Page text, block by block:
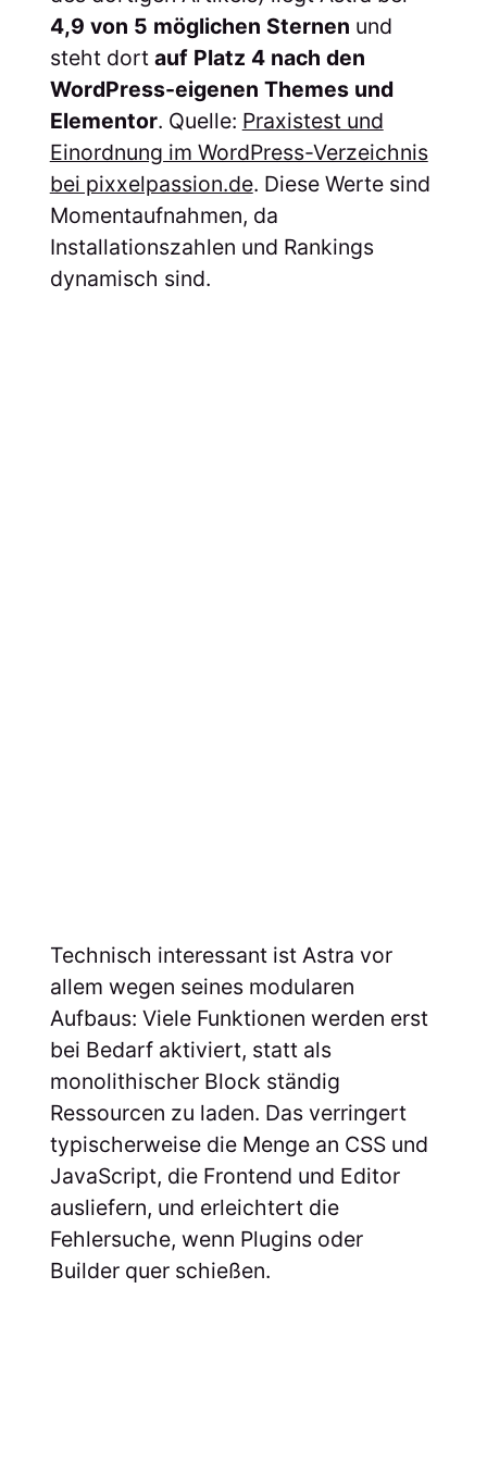
4,9 von 5 möglichen Sternen und
steht dort auf Platz 4 nach den
WordPress-eigenen Themes und
Elementor. Quelle: Praxistest und
Einordnung im WordPress-Verzeichnis
bei pixxelpassion.de. Diese Werte sind
Momentaufnahmen, da
Installationszahlen und Rankings
dynamisch sind.
Technisch interessant ist Astra vor
allem wegen seines modularen
Aufbaus: Viele Funktionen werden erst
bei Bedarf aktiviert, statt als
monolithischer Block ständig
Ressourcen zu laden. Das verringert
typischerweise die Menge an CSS und
JavaScript, die Frontend und Editor
ausliefern, und erleichtert die
Fehlersuche, wenn Plugins oder
Builder quer schießen.